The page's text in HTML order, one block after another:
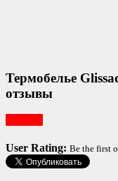
Термобелье
отзывы
User Rating: Be the first